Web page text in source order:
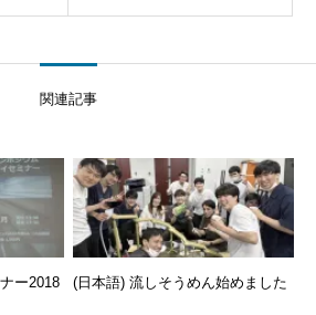
関連記事
ー2018
(日本語) 流しそうめん始めました